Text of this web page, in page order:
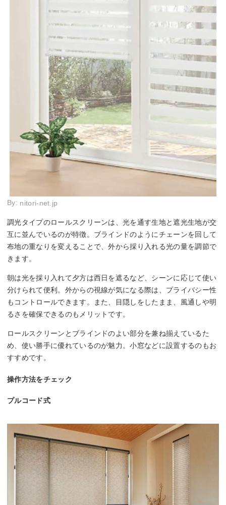
By: nitori-net.jp
調光タイプのロールスクリーンは、光を通す生地と遮光生地が交
互に並んでいるのが特徴。ブラインドのようにチェーンを回して
布地の重なりを変えることで、外から採り入れる光の量を調節で
きます。
朝は光を採り入れて夕方は西日を遮るなど、シーンに応じて使い
分けられて便利。外からの視線が気になる際は、プライバシー性
もコントロールできます。また、目隠しをしたまま、風通しや明
るさを確保できるのもメリットです。
ロールスクリーンとブラインドのよい部分を兼ね揃えているた
め、使い勝手に優れているのが魅力。小窓などに設置するのもお
すすめです。
操作方法をチェック
プルコード式